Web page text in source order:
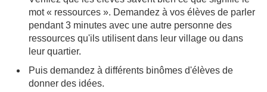
mot « ressources ». Demandez à vos élèves de parler
pendant 3 minutes avec une autre personne des
ressources qu'ils utilisent dans leur village ou dans
leur quartier.
Puis demandez à différents binômes d'élèves de
donner des idées.